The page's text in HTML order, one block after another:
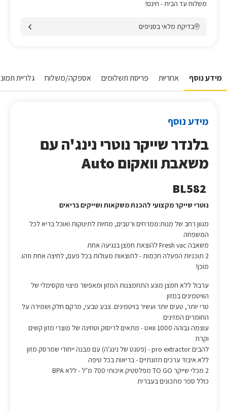
משלוח עד הבית - חינם!
בדיקת מלאי בסניפים
מידע נוסף אחריות פריסת תשלומים אספקה/משלוח גלריית
מידע נוסף
בלנדר שייקרנוטרי נינג'ה עם
משאבת וואקום Auto
נוטרי שייקר מקצועי להכנת משקאות ושייקים בריאים
מגוון רחב של מנות:ממרחים ורטבים, מחיות לתינוקות ואוכל בריא לכל
המשפחה
משאבה Fresh vac להוצאת חמצן בנגיעה אחת
2 תוכניות הפעלה חכמות - לתוצאות מעולות בכל פעם, לחיצה אחת וזהו.
מוכן!
ערבול ללא חמצן מונע התחמצנות המזון ומאפשר מיצוי מקסימלי של
הוויטמינים במזון
טרי יותר, טעים יותר ועשיר בויטמינים. צבע טבעי, מרקם חלק ושמירה על
החומרים המזינים
עוצמה גבוהה 1000 וואט - מתאים לריסוק וטחינה של מוצרי מזון קשים
וקרח
להבים pro extractor - (פטנט של נינג'ה) עם מבנה ייחודי שמרסק מזון
ללא איבוד ערכים תזונתיים - בריאות בכל טיפה
כולל ספר מתכונים בעברית